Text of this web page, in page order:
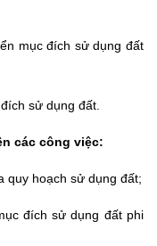
mục đích sử dụng đất
sử dụng đất.
các công việc:
quy hoạch sử dụng đất;
đích sử dụng đất phi